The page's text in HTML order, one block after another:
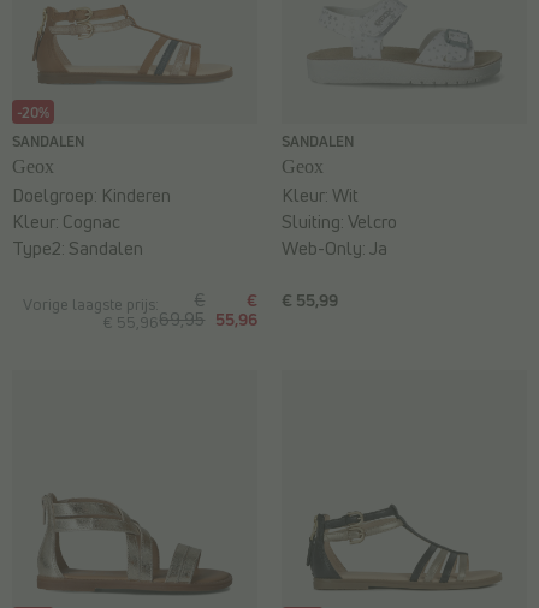
-20%
SANDALEN
Geox
Vorige laagste prijs:
€ 55,96
€
69,95
€
55,96
Doelgroep: Kinderen
Kleur: Cognac
Type2: Sandalen
SANDALEN
Geox
€ 55,99
Kleur:Wit
Sluiting:Velcro
Web-Only:Ja